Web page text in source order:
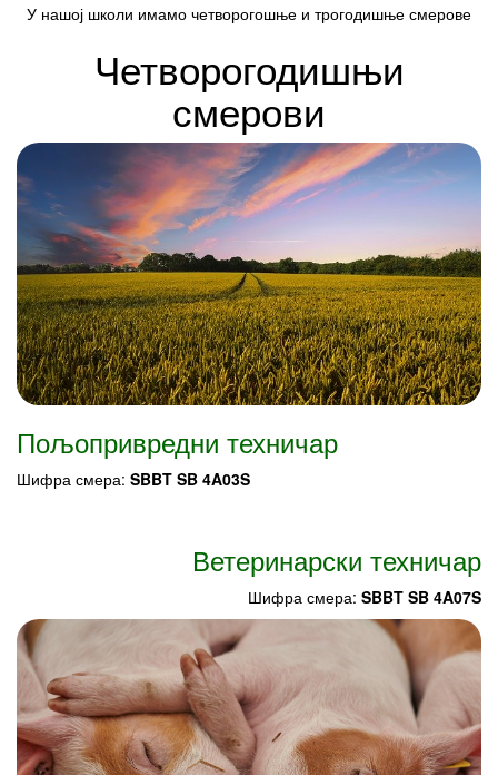
У нашој школи имамо четворогошње и трогодишње смерове
Четворогодишњи
смерови
Пољопривредни техничар
Шифра смера: SBBT SB 4A03S
Ветеринарски техничар
Шифра смера: SBBT SB 4A07S